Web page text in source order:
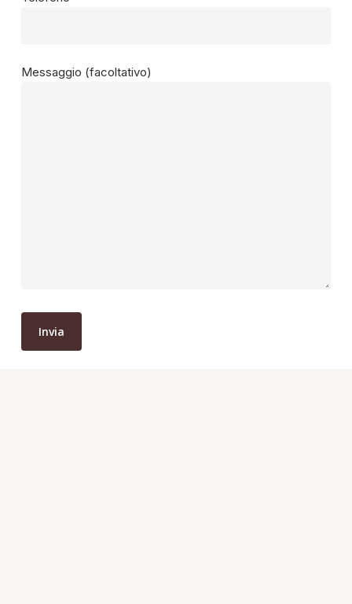
Messaggio (facoltativo)